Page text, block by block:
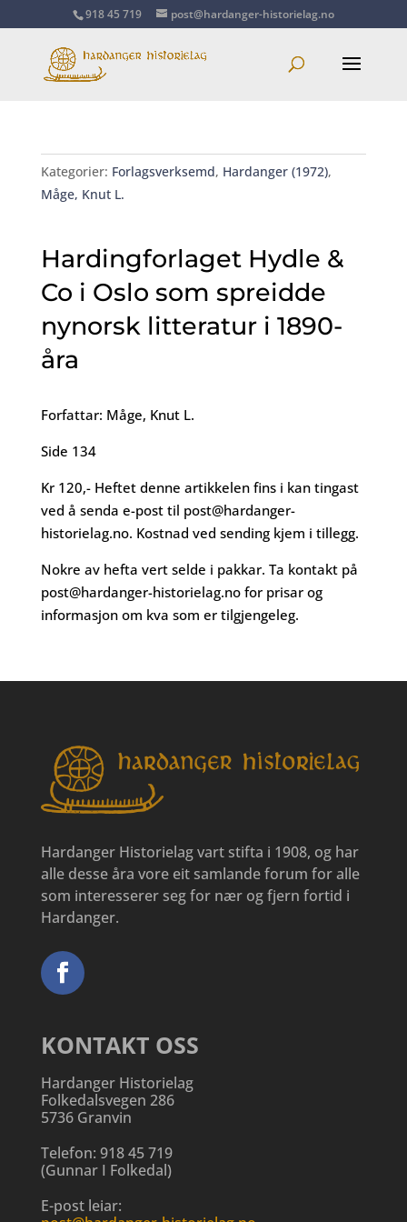
918 45 719 post@hardanger-historielag.no
Kategorier: Forlagsverksemd, Hardanger (1972),
Måge, Knut L.
Hardingforlaget Hydle &
Co i Oslo som spreidde
nynorsk litteratur i 1890-
åra
Forfattar: Måge, Knut L.
Side 134
Kr 120,- Heftet denne artikkelen fins i kan tingast
ved å senda e-post til post@hardanger-
historielag.no. Kostnad ved sending kjem i tillegg.
Nokre av hefta vert selde i pakkar. Ta kontakt på
post@hardanger-historielag.nofor prisar og
informasjon om kva som er tilgjengeleg.
Hardanger Historielag vart stifta i 1908, og har
alle desse åra vore eit samlande forum for alle
som interesserer seg for nær og fjern fortid i
Hardanger.
KONTAKT OSS
Hardanger Historielag
Folkedalsvegen 286
5736 Granvin
Telefon: 918 45 719
(Gunnar I Folkedal)
E-post leiar: